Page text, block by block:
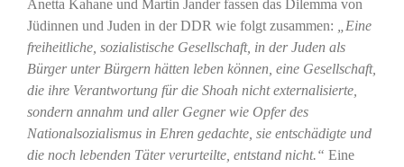
Anetta Kahane und Martin Jander fassen das Dilemma von
Jüdinnen und Juden in der DDR wie folgt zusammen:
„Eine
freiheitliche, sozialistische Gesellschaft, in der Juden als
Bürger unter Bürgern hätten leben können, eine Gesellschaft,
die ihre Verantwortung für die Shoah nicht externalisierte,
sondern annahm und aller Gegner wie Opfer des
Nationalsozialismus in Ehren gedachte, sie entschädigte und
die noch lebenden Täter verurteilte, entstand nicht.“ Eine